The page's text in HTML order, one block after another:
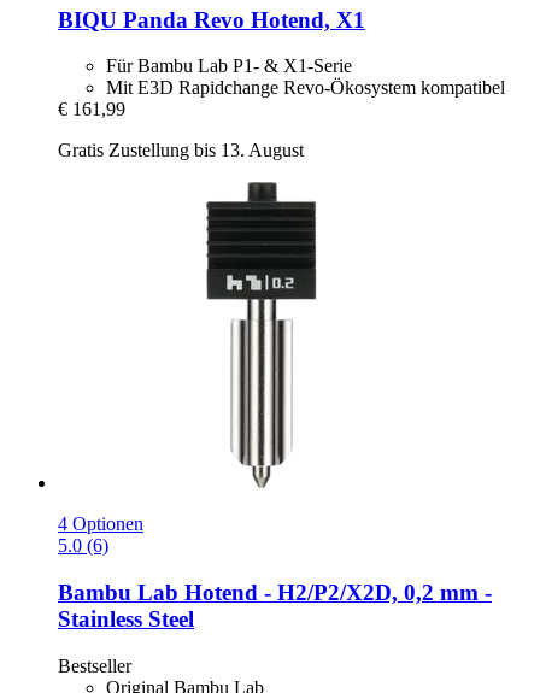
BIQU Panda Revo Hotend, X1
Für Bambu Lab P1- & X1-Serie
Mit E3D Rapidchange Revo-Ökosystem kompatibel
€ 161,99
Gratis Zustellung bis 13. August
4 Optionen
5.0 (6)
Bambu Lab Hotend -​ H2/P2/X2D, 0,2 mm -​
Stainless Steel
Bestseller
Original Bambu Lab